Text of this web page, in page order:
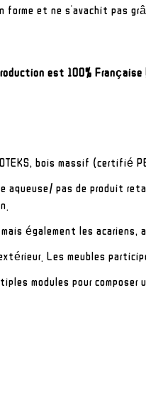
et ne s'avachit pas
est 100% Française !
bois massif (certifié
aqueuse/ pas de produit
également les acariens,
Les meubles
modules pour composer